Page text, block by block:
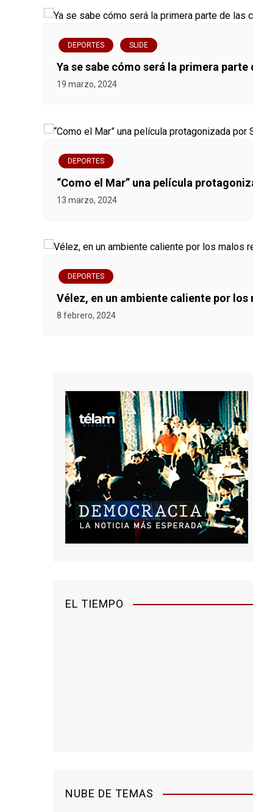
a
d
a
DEPORTES SLIDE
Ya se sabe cómo será la primera
19 marzo, 2024
DEPORTES
“Como el Mar” una película
13 marzo, 2024
DEPORTES
Vélez, en un ambiente caliente por
8 febrero, 2024
EL TIEMPO
NUBE DE TEMAS